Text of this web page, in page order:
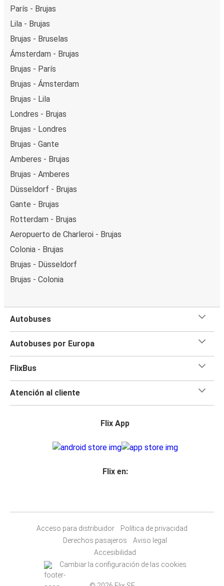
París - Brujas
Lila - Brujas
Brujas - Bruselas
Ámsterdam - Brujas
Brujas - París
Brujas - Ámsterdam
Brujas - Lila
Londres - Brujas
Brujas - Londres
Brujas - Gante
Amberes - Brujas
Brujas - Amberes
Düsseldorf - Brujas
Gante - Brujas
Rotterdam - Brujas
Aeropuerto de Charleroi - Brujas
Colonia - Brujas
Brujas - Düsseldorf
Brujas - Colonia
Autobuses
Autobuses por Europa
FlixBus
Atención al cliente
Flix App
Flix en:
Acceso para distribuidor
Política de privacidad
Derechos pasajeros
Aviso legal
Accesibilidad
Cambiar la configuración de las cookies